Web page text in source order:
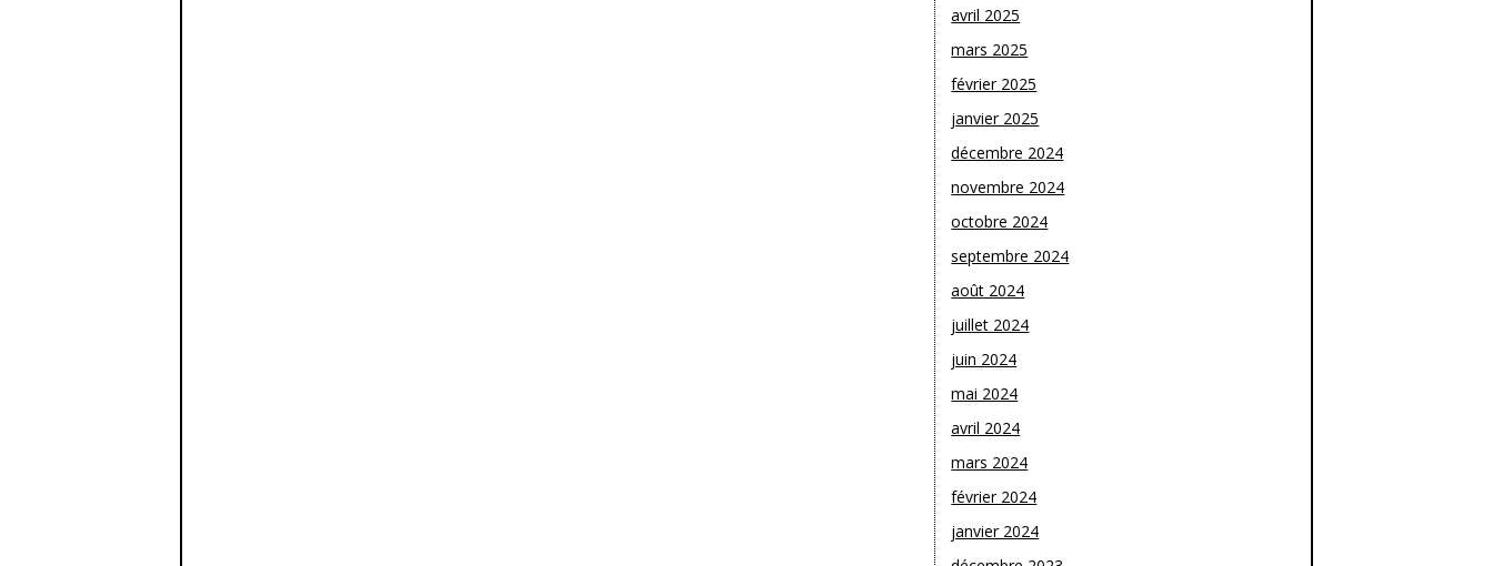
avril 2025
mars 2025
février 2025
janvier 2025
décembre 2024
novembre 2024
octobre 2024
septembre 2024
août 2024
juillet 2024
juin 2024
mai 2024
avril 2024
mars 2024
février 2024
janvier 2024